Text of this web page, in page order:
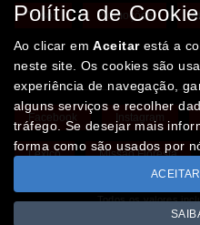
Vasos Promoções
Facebook Instagram
Léxico Missão Floresta
Todos os valores
Copyright ©
Política de
Ao clicar emAceitarestá a
neste site. Os cookies são
experiência de navegação,
alguns serviços e recolher
tráfego. Se desejar mais
forma como são usados por